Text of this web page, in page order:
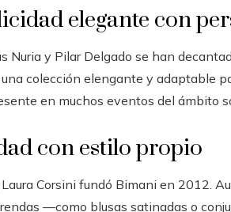
elegante con
Nuria y Pilar Delgado se han
colección elengante y adaptable
en muchos eventos del ámbito
con estilo propio
Corsini fundó Bimani en 2012.
—como blusas satinadas o